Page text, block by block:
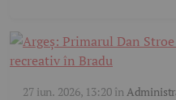
27 iun. 2026, 13:20în